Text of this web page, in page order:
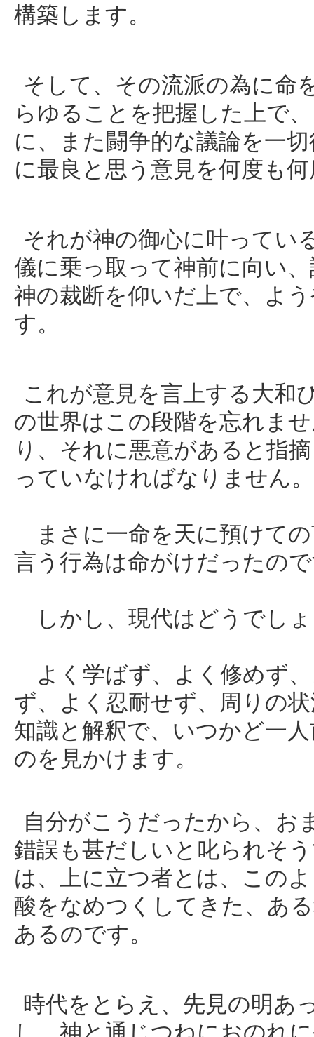
構築します。
そして、その流派の為に命
らゆることを把握した上で
に、また闘争的な議論を一
に最良と思う意見を何度も
それが神の御心に叶ってい
儀に乗っ取って神前に向い
神の裁断を仰いだ上で、よ
す。
これが意見を言上する大和
の世界はこの段階を忘れま
り、それに悪意があると指
っていなければなりません。
まさに一命を天に預けて
言う行為は命がけだったの
しかし、現代はどうでし
よく学ばず、よく修めず
ず、よく忍耐せず、周りの
知識と解釈で、いつかど一
のを見かけます。
自分がこうだったから、お
錯誤も甚だしいと叱られそ
は、上に立つ者とは、この
酸をなめつくしてきた、あ
あるのです。
時代をとらえ、先見の明あ